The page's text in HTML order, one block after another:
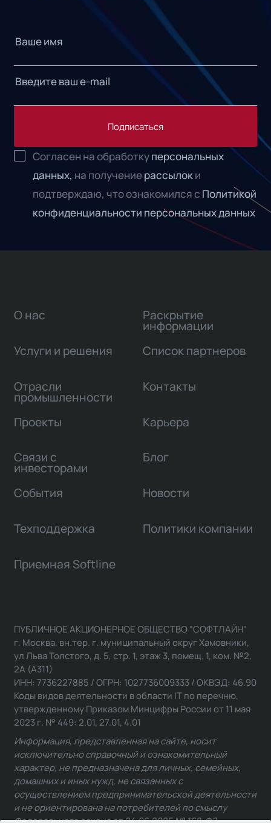
Подписаться
Согласен на обработкуперсональных
данных, на получениерассылоки
подтверждаю, что ознакомился с Политикой
конфиденциальности персональных данных
О нас
Услуги и решения
Отрасли
промышленности
Проекты
Связи с
инвесторами
Раскрытие
информации
Список партнеров
Контакты
Карьера
Блог
События Новости
Техподдержка Политики компании
Приемная Softline
ПУБЛИЧНОЕ АКЦИОНЕРНОЕ ОБЩЕСТВО "СОФТЛАЙН"
г. Москва, вн.тер. г. муниципальный округ Хамовники,
ул Льва Толстого, д. 5, стр. 1, этаж 3, помещ. 1, ком. №2,
2А (А311)
ИНН: 7736227885 / ОГРН: 1027736009333 / ОКВЭД: 46.90
Коды видов деятельности в области IT по перечню,
утвержденному Приказом Минцифры России от 11 мая
2023 г. № 449: 2.01, 27.01, 4.01
Информация, представленная на сайте, носит
исключительно справочный и ознакомительный
характер, не предназначена для личных, семейных,
домашних и иных нужд, не связанных с
осуществлением предпринимательской деятельности
и не ориентирована на потребителей по смыслу